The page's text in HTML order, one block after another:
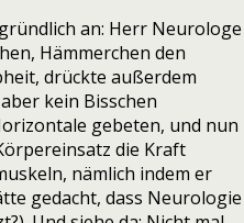
an: Herr Neurologe
Hämmerchen den
drückte außerdem
kein Bisschen
gebeten, und nun
die Kraft
nämlich indem er
gedacht, dass Neurologie